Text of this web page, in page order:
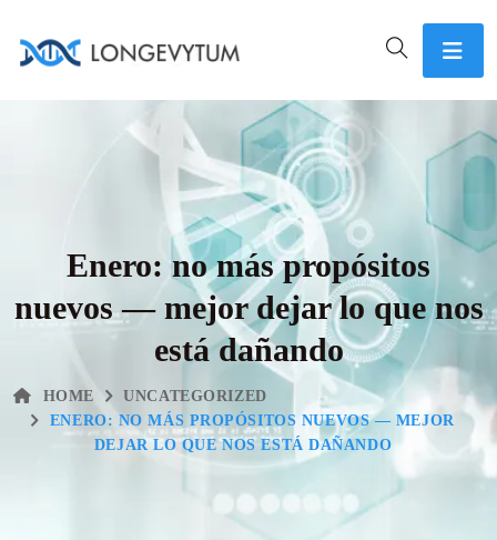
Enero: no más propósitos
nuevos — mejor dejar lo que nos
está dañando
HOME
UNCATEGORIZED
ENERO: NO MÁS PROPÓSITOS NUEVOS — MEJOR
DEJAR LO QUE NOS ESTÁ DAÑANDO